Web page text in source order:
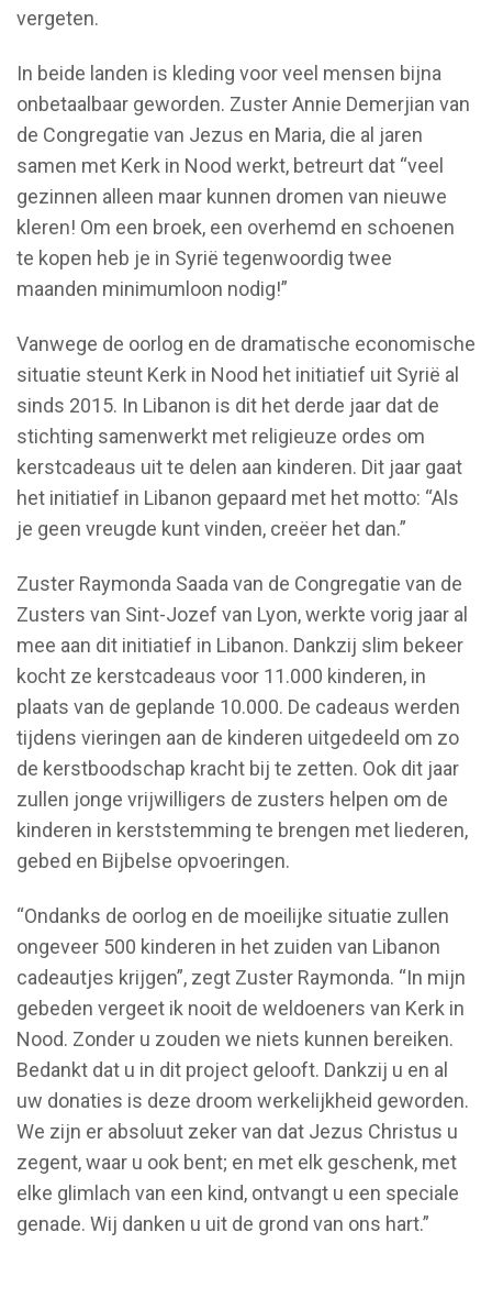
vergeten.
In beide landen is kleding voor veel mensen bijna
onbetaalbaar geworden. Zuster Annie Demerjian van
de Congregatie van Jezus en Maria, die al jaren
samen met Kerk in Nood werkt, betreurt dat “veel
gezinnen alleen maar kunnen dromen van nieuwe
kleren! Om een broek, een overhemd en schoenen
te kopen heb je in Syrië tegenwoordig twee
maanden minimumloon nodig!”
Vanwege de oorlog en de dramatische economische
situatie steunt Kerk in Nood het initiatief uit Syrië al
sinds 2015. In Libanon is dit het derde jaar dat de
stichting samenwerkt met religieuze ordes om
kerstcadeaus uit te delen aan kinderen. Dit jaar gaat
het initiatief in Libanon gepaard met het motto: “Als
je geen vreugde kunt vinden, creëer het dan.”
Zuster Raymonda Saada van de Congregatie van de
Zusters van Sint-Jozef van Lyon, werkte vorig jaar al
mee aan dit initiatief in Libanon. Dankzij slim bekeer
kocht ze kerstcadeaus voor 11.000 kinderen, in
plaats van de geplande 10.000. De cadeaus werden
tijdens vieringen aan de kinderen uitgedeeld om zo
de kerstboodschap kracht bij te zetten. Ook dit jaar
zullen jonge vrijwilligers de zusters helpen om de
kinderen in kerststemming te brengen met liederen,
gebed en Bijbelse opvoeringen.
“Ondanks de oorlog en de moeilijke situatie zullen
ongeveer 500 kinderen in het zuiden van Libanon
cadeautjes krijgen”, zegt Zuster Raymonda. “In mijn
gebeden vergeet ik nooit de weldoeners van Kerk in
Nood. Zonder u zouden we niets kunnen bereiken.
Bedankt dat u in dit project gelooft. Dankzij u en al
uw donaties is deze droom werkelijkheid geworden.
We zijn er absoluut zeker van dat Jezus Christus u
zegent, waar u ook bent; en met elk geschenk, met
elke glimlach van een kind, ontvangt u een speciale
genade. Wij danken u uit de grond van ons hart.”